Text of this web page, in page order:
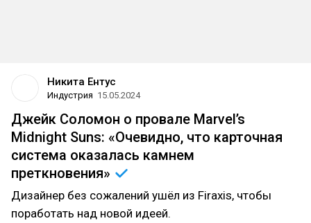
Никита Ентус
Индустрия 15.05.2024
Джейк Соломон о провале Marvel’s
Midnight Suns: «Очевидно, что карточная
система оказалась камнем
преткновения»
Дизайнер без сожалений ушёл из Firaxis, чтобы
поработать над новой идеей.